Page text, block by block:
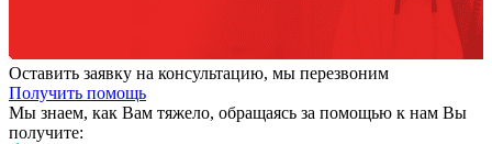
Оставить заявку на консультацию, мы перезвоним
Получить помощь
Мы знаем, как Вам тяжело, обращаясь за помощью к нам Вы
получите: